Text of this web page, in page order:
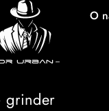
O
grinder